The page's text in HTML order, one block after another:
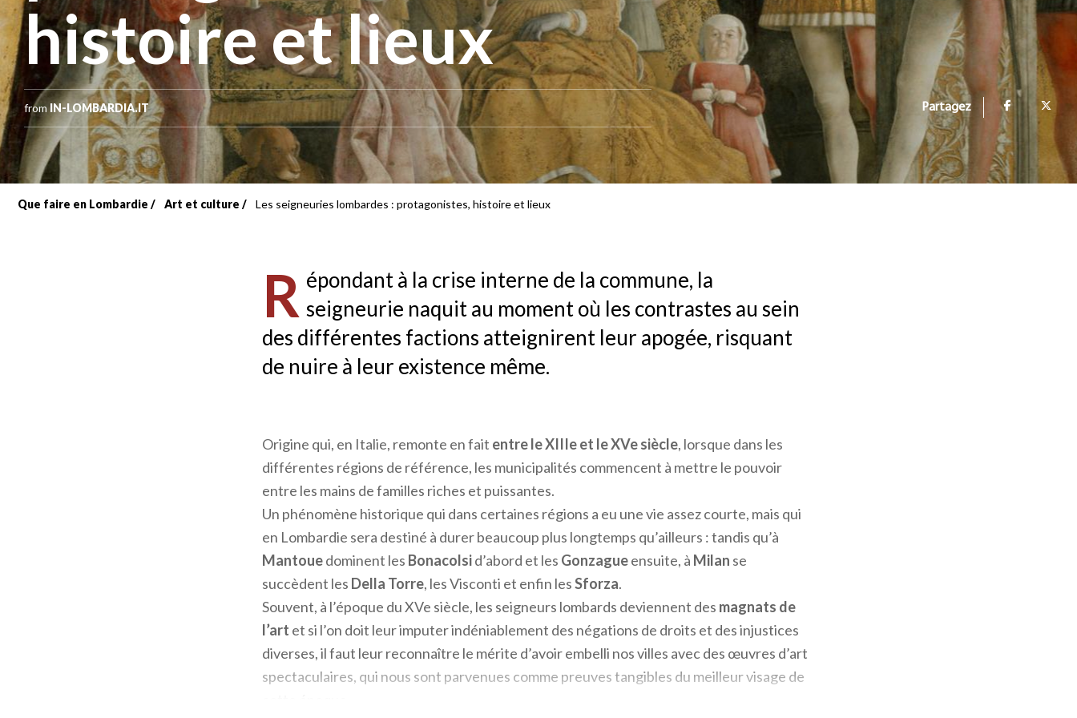
histoire et lieux
from IN-LOMBARDIA.IT Partagez
Fil
Que faire en Lombardie Art et culture Les seigneuries lombardes : protagonistes, histoire et lieux
R épondant à la crise interne de la commune, la
seigneurie naquit au moment où les contrastes au sein
des différentes factions atteignirent leur apogée, risquant
de nuire à leur existence même.
Origine qui, en Italie, remonte en fait entre le XIIIe et le XVe siècle, lorsque dans les
différentes régions de référence, les municipalités commencent à mettre le pouvoir
entre les mains de familles riches et puissantes.
Un phénomène historique qui dans certaines régions a eu une vie assez courte, mais qui
en Lombardie sera destiné à durer beaucoup plus longtemps qu’ailleurs : tandis qu’à
Mantouedominent les Bonacolsid’abord et les Gonzagueensuite, à Milan se
succèdent les Della Torre, les Visconti et enfin lesSforza.
Souvent, à l’époque du XVe siècle, les seigneurs lombards deviennent des magnats de
l’art et si l’on doit leur imputer indéniablement des négations de droits et des injustices
diverses, il faut leur reconnaître le mérite d’avoir embelli nos villes avec des œuvres d’art
spectaculaires, qui nous sont parvenues comme preuves tangibles du meilleur visage de